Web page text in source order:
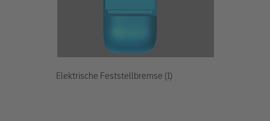
Elektrische Feststellbremse (1)